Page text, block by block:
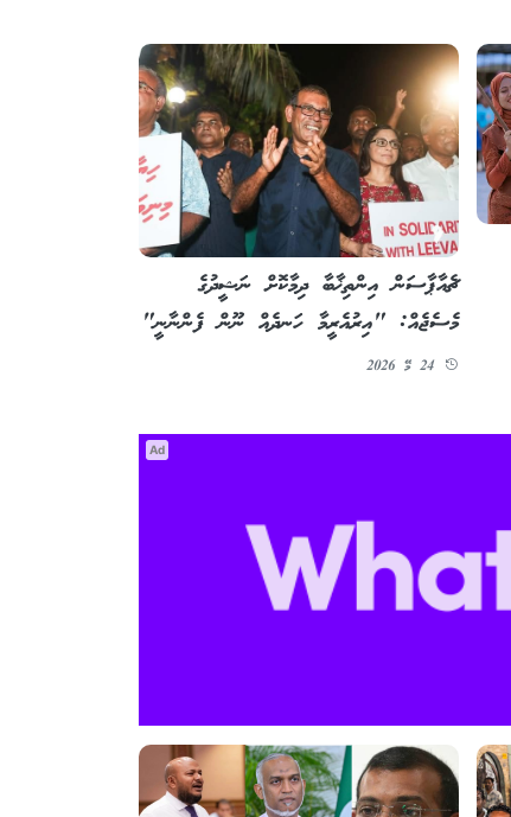
ޗެއާޕާސަން އިންތިޚާބާ ދިމާކޮށް ނަޝީދުގެ
މެސެޖެއް: "އިރުއެރީމާ ހަނދެއް ނޫން ފެންނާނީ"
24 މޭ 2026
Ad